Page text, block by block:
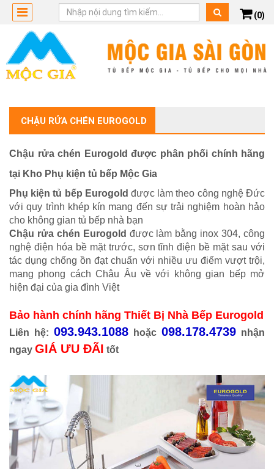
(0)
CHẬU RỬA CHÉN EUROGOLD
Chậu rửa chén Eurogold được phân phối chính hãng
tại Kho Phụ kiện tủ bếp Mộc Gia
Phụ kiện tủ bếp Eurogold được làm theo công nghệ Đức
với quy trình khép kín mang đến sự trải nghiệm hoàn hảo
cho không gian tủ bếp nhà bạn
Chậu rửa chén Eurogold được làm bằng inox 304, công
nghệ điện hóa bề mặt trước, sơn tĩnh điện bề mặt sau với
tác dụng chống ồn đạt chuẩn với nhiều ưu điểm vượt trội,
mang phong cách Châu Âu về với không gian bếp mở
hiện đại của gia đình Việt
Bảo hành chính hãng Thiết Bị Nhà Bếp Eurogold
Liên hệ: 093.943.1088 hoặc 098.178.4739 nhận
ngay GIÁ ƯU ĐÃI tốt